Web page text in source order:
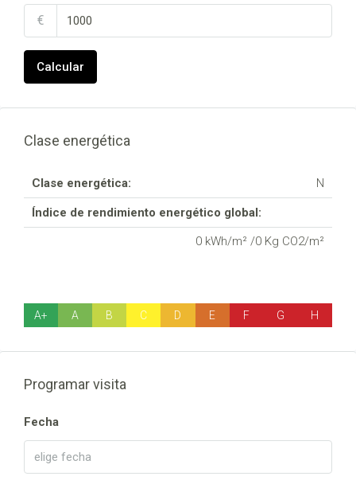
€
Calcular
Clase energética
Clase energética: N
Índice de rendimiento energético global:
0 kWh/m² /0 Kg CO2/m²
A+ A B C D E F G H
Programar visita
Fecha